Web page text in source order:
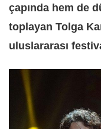
çapında hem de
toplayan Tolga
uluslararası